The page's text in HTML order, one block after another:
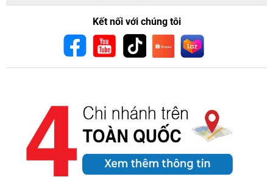
Kết nối với chúng tôi